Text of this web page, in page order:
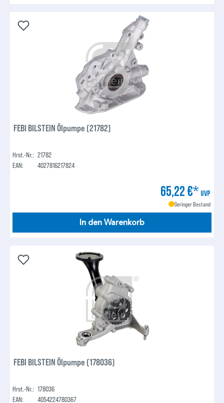
FEBI BILSTEIN Ölpumpe (21782)
Hrst.-Nr.: 21782
EAN:
4027816217824
65,22 €* UVP
Geringer Bestand
In den Warenkorb
FEBI BILSTEIN Ölpumpe (178036)
Hrst.-Nr.: 178036
EAN:
4054224780367